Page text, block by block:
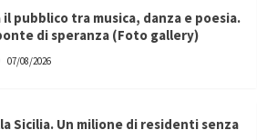
pubblico tra musica, danza e poesia.
di speranza (Foto gallery)
07/08/2026
Sicilia. Un milione di residenti senza